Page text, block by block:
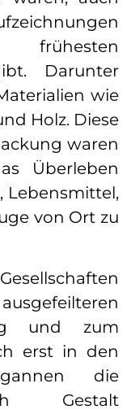
Darunter
wie
Holz. Diese
waren
Überleben
Lebensmittel,
von Ort zu
und zum
erst in den
die
Gestalt